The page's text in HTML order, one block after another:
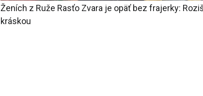
Ženích z Ruže Rasťo Zvara je opäť bez frajerky:
kráskou